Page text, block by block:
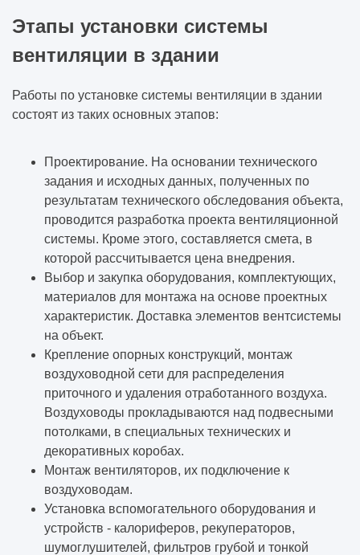
Этапы установки системы
вентиляции в здании
Работы по установке системы вентиляции в здании
состоят из таких основных этапов:
Проектирование. На основании технического
задания и исходных данных, полученных по
результатам технического обследования объекта,
проводится разработка проекта вентиляционной
системы. Кроме этого, составляется смета, в
которой рассчитывается цена внедрения.
Выбор и закупка оборудования, комплектующих,
материалов для монтажа на основе проектных
характеристик. Доставка элементов вентсистемы
на объект.
Крепление опорных конструкций, монтаж
воздуховодной сети для распределения
приточного и удаления отработанного воздуха.
Воздуховоды прокладываются над подвесными
потолками, в специальных технических и
декоративных коробах.
Монтаж вентиляторов, их подключение к
воздуховодам.
Установка вспомогательного оборудования и
устройств - калориферов, рекуператоров,
шумоглушителей, фильтров грубой и тонкой